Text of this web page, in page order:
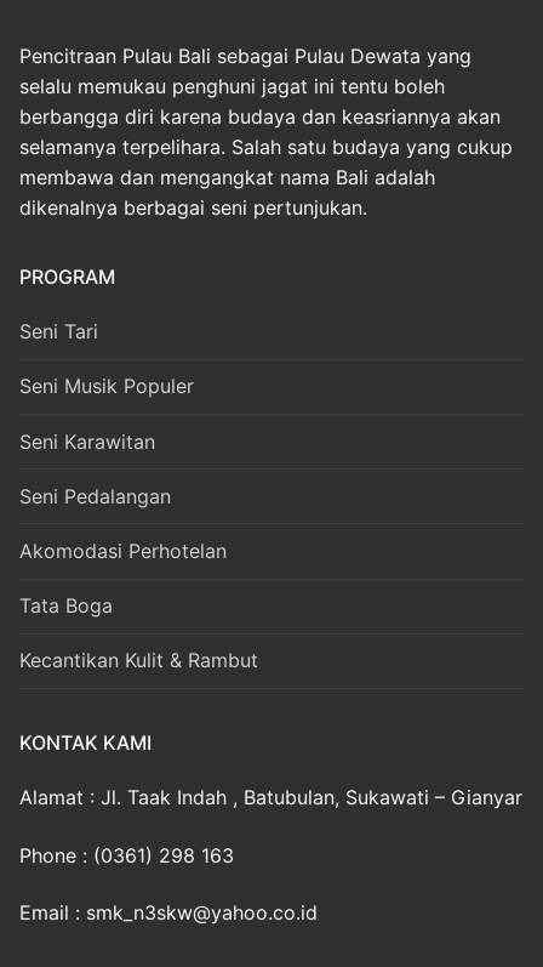
Pencitraan Pulau Bali sebagai Pulau Dewata yang
selalu memukau penghuni jagat ini tentu boleh
berbangga diri karena budaya dan keasriannya akan
selamanya terpelihara. Salah satu budaya yang cukup
membawa dan mengangkat nama Bali adalah
dikenalnya berbagai seni pertunjukan.
PROGRAM
Seni Tari
Seni Musik Populer
Seni Karawitan
Seni Pedalangan
Akomodasi Perhotelan
Tata Boga
Kecantikan Kulit & Rambut
KONTAK KAMI
Alamat : Jl. Taak Indah , Batubulan, Sukawati – Gianyar
Phone : (0361) 298 163
Email : smk_n3skw@yahoo.co.id